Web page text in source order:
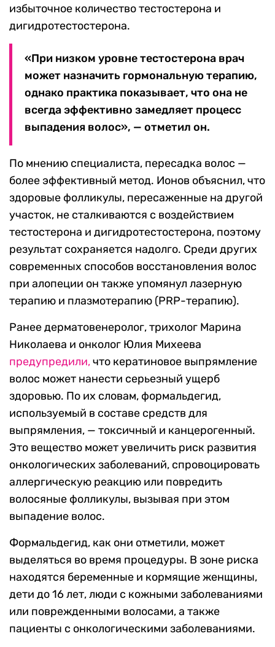
избыточное количество тестостерона и
дигидротестостерона.
«При низком уровне тестостерона врач
может назначить гормональную терапию,
однако практика показывает, что она не
всегда эффективно замедляет процесс
выпадения волос», — отметил он.
По мнению специалиста, пересадка волос —
более эффективный метод. Ионов объяснил, что
здоровые фолликулы, пересаженные на другой
участок, не сталкиваются с воздействием
тестостерона и дигидротестостерона, поэтому
результат сохраняется надолго. Среди других
современных способов восстановления волос
при алопеции он также упомянул лазерную
терапию и плазмотерапию (PRP-терапию).
Ранее дерматовенеролог, трихолог Марина
Николаева и онколог Юлия Михеева
предупредили,что кератиновое выпрямление
волос может нанести серьезный ущерб
здоровью. По их словам, формальдегид,
используемый в составе средств для
выпрямления, — токсичный и канцерогенный.
Это вещество может увеличить риск развития
онкологических заболеваний, спровоцировать
аллергическую реакцию или повредить
волосяные фолликулы, вызывая при этом
выпадение волос.
Формальдегид, как они отметили, может
выделяться во время процедуры. В зоне риска
находятся беременные и кормящие женщины,
дети до 16 лет, люди с кожными заболеваниями
или поврежденными волосами, а также
пациенты с онкологическими заболеваниями.